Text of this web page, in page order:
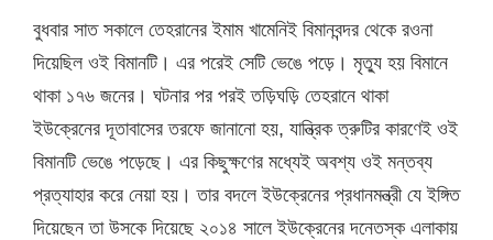
বুধবার সাত সকালে তেহরানের ইমাম খামেনিই বিমানবন্দর থেকে রওনা
দিয়েছিল ওই বিমানটি। এর পরেই সেটি ভেঙে পড়ে। মৃত্যু হয় বিমানে
থাকা ১৭৬ জনের। ঘটনার পর পরই তড়িঘড়ি তেহরানে থাকা
ইউক্রেনের দূতাবাসের তরফে জানানো হয়, যান্ত্রিক ত্রুটির কারণেই ওই
বিমানটি ভেঙে পড়েছে। এর কিছুক্ষণের মধ্যেই অবশ্য ওই মন্তব্য
প্রত্যাহার করে নেয়া হয়। তার বদলে ইউক্রেনের প্রধানমন্ত্রী যে ইঙ্গিত
দিয়েছেন তা উসকে দিয়েছে ২০১৪ সালে ইউক্রেনের দনেতস্ক এলাকায়